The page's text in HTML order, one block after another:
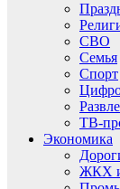
СВО
Семья
Спорт
ТВ-
Экономика
ЖКХ и